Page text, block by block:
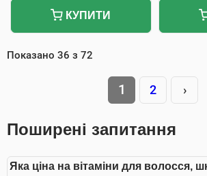
КУПИТИ
Показано 36 з 72
1 2 ›
Поширені запитання
Яка ціна на вітаміни для волосся,